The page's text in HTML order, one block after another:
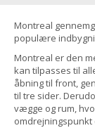
Montreal
populære
Montreal er den
kan tilpasses til
åbning til front,
til tre sider.
vægge og rum,
omdrejningspunkt